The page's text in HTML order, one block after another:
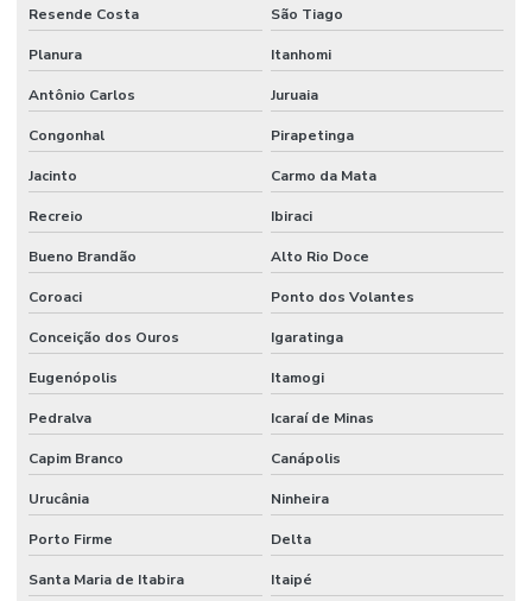
Resende Costa São Tiago
Planura Itanhomi
Antônio Carlos Juruaia
Congonhal Pirapetinga
Jacinto Carmo da Mata
Recreio Ibiraci
Bueno Brandão Alto Rio Doce
Coroaci Ponto dos Volantes
Conceição dos Ouros Igaratinga
Eugenópolis Itamogi
Pedralva Icaraí de Minas
Capim Branco Canápolis
Urucânia Ninheira
Porto Firme Delta
Santa Maria de Itabira Itaipé